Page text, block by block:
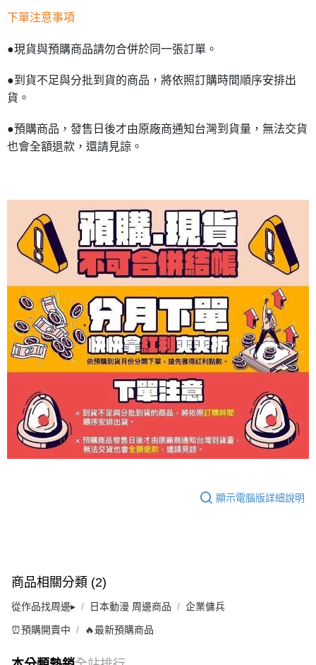
下單注意事項
●現貨與預購商品請勿合併於同一張訂單。
●到貨不足與分批到貨的商品，將依照訂購時間順序安排出
貨。
●預購商品，發售日後才由原廠商通知台灣到貨量，無法交貨
也會全額退款，還請見諒。
顯示電腦版詳細說明
商品相關分類 (2)
從作品找周邊▸ 日本動漫 周邊商品 企業傭兵
⏰預購開賣中 🔥最新預購商品